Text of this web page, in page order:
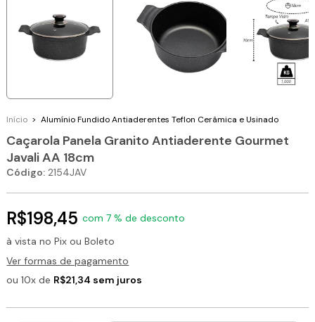
Início > Alumínio Fundido Antiaderentes Teflon Cerâmica e Usinado
Caçarola Panela Granito Antiaderente Gourmet
Javali AA 18cm
Código: 2154JAV
R$198,45 com 7 % de desconto
à vista no Pix ou Boleto
Ver formas de pagamento
ou 10x de R$21,34 sem juros